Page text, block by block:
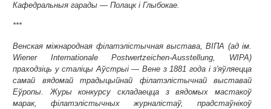
Кафедральныя гарады — Полацк і Глыбокае.
***
Венская міжнародная філатэлістычная выстава, ВІПА (ад ім.
Wiener Internationale Postwertzeichen-Ausstellung, WIPA)
праходзіць у сталіцы Аўстрыі — Вене з 1881 года і з'яўляецца
самай вядомай традыцыйнай філатэлістычнай выставай
Еўропы. Журы конкурсу складаецца з вядомых мастакоў
марак, філатэлістычных журналістаў, прадстаўнікоў